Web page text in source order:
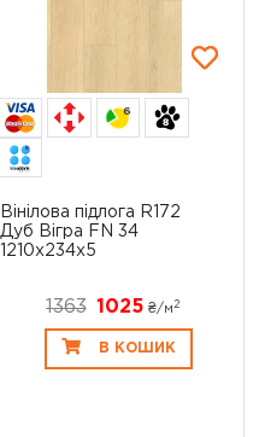
6
Вінілова підлога R172
Дуб Вігра FN 34
1210x234x5
1363 1025₴/м2
В КОШИК